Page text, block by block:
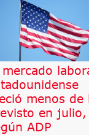
mercado
menos de
en julio,
ADP